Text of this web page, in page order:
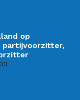
op
partijvoorzitter,